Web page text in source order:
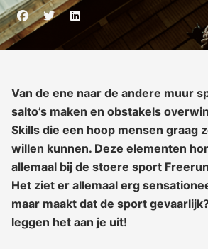
Van de ene naar de andere muur
salto’s maken en obstakels
Skills die een hoop mensen graag
willen kunnen. Deze elementen
allemaal bij de stoere sport
Het ziet er allemaal erg
maar maakt dat de sport
leggen het aan je uit!